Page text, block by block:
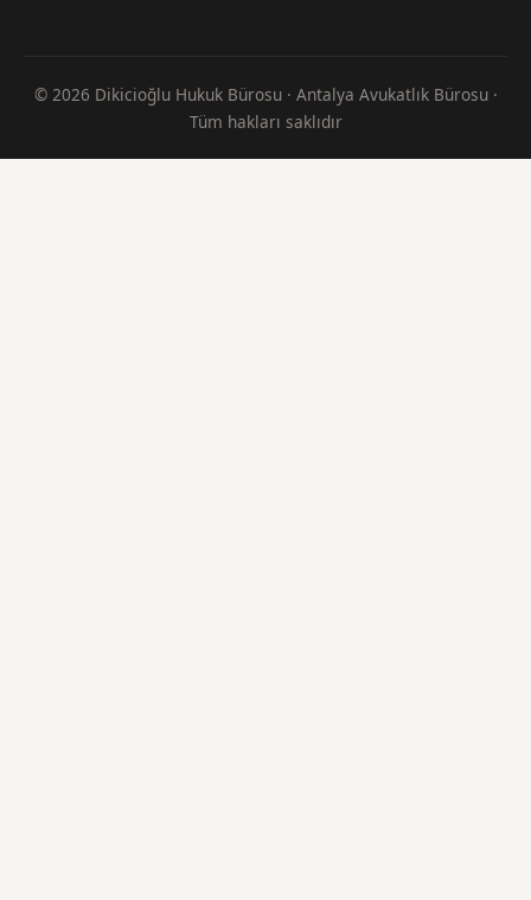
© 2026 Dikicioğlu Hukuk Bürosu · Antalya Avukatlık Bürosu ·
Tüm hakları saklıdır